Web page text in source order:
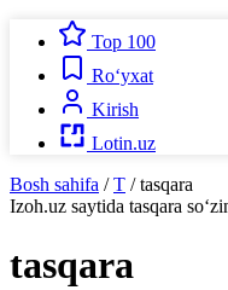
Top 100
Ro‘yxat
Kirish
Lotin.uz
Bosh sahifa / T / tasqara
Izoh.uz saytida tasqara
tasqara